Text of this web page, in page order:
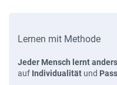
Lernen mit Methode
Jeder Mensch lernt
auf Individualität und